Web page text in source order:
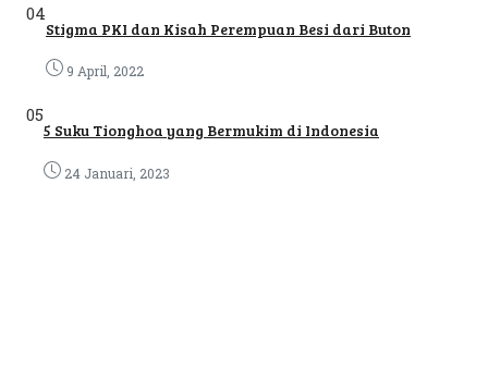
04
Stigma PKI dan Kisah Perempuan Besi dari Buton
9 April, 2022
05
5 Suku Tionghoa yang Bermukim di Indonesia
24 Januari, 2023